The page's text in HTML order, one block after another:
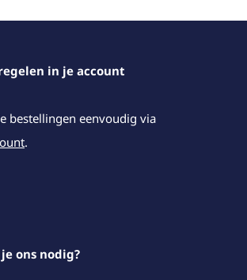
in je account
bestellingen eenvoudig via
.
ons nodig?